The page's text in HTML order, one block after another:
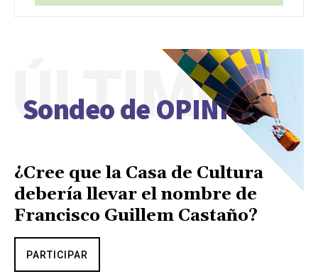
Sondeo de OPINIÓN
ÚLTIMO
¿Cree que la Casa de Cultura
debería llevar el nombre de
Francisco Guillem Castaño?
PARTICIPAR